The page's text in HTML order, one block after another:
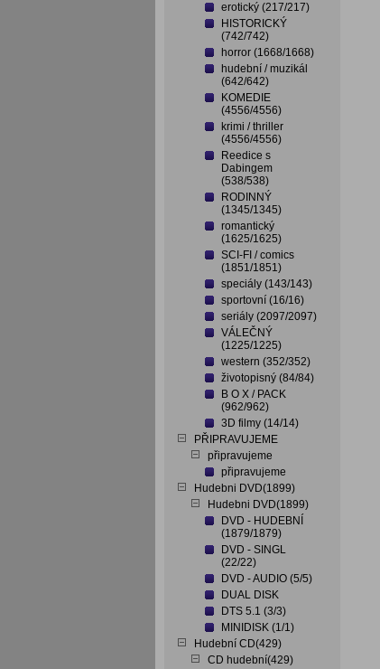
erotický (217/217)
HISTORICKÝ
(742/742)
horror (1668/1668)
hudební / muzikál
(642/642)
KOMEDIE
(4556/4556)
krimi / thriller
(4556/4556)
Reedice s
Dabingem
(538/538)
RODINNÝ
(1345/1345)
romantický
(1625/1625)
SCI-FI / comics
(1851/1851)
speciály (143/143)
sportovní (16/16)
seriály (2097/2097)
VÁLEČNÝ
(1225/1225)
western (352/352)
životopisný (84/84)
B O X / PACK
(962/962)
3D filmy (14/14)
PŘIPRAVUJEME
připravujeme
připravujeme
Hudebni DVD(1899)
Hudebni DVD(1899)
DVD - HUDEBNÍ
(1879/1879)
DVD - SINGL
(22/22)
DVD - AUDIO (5/5)
DUAL DISK
DTS 5.1 (3/3)
MINIDISK (1/1)
Hudební CD(429)
CD hudební(429)